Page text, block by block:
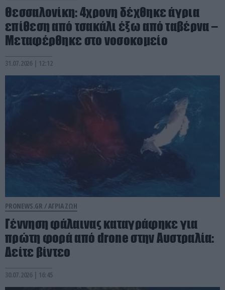
Θεσσαλονίκη: 4χρονη δέχθηκε άγρια
επίθεση από τσακάλι έξω από ταβέρνα –
Μεταφέρθηκε στο νοσοκομείο
31.07.2026 | 12:12
PRONEWS.GR /ΑΓΡΙΑ ΖΩΗ
Γέννηση φάλαινας καταγράφηκε για
πρώτη φορά από drone στην Αυστραλία:
Δείτε βίντεο
30.07.2026 | 16:45